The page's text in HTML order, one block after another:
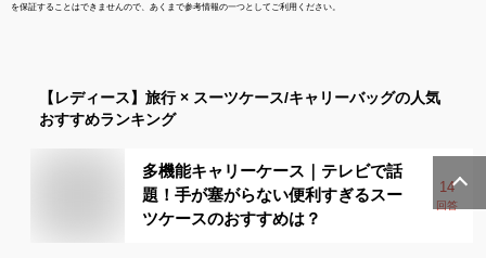
を保証することはできませんので、あくまで参考情報の一つとしてご利用ください。
【レディース】 旅行 × スーツケース/キャリーバッグの人気
おすすめランキング
多機能キャリーケース｜テレビで話
題！手が塞がらない便利すぎるスー
ツケースのおすすめは？
14
回答